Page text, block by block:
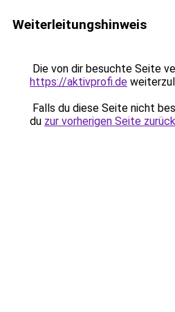
Weiterleitungshinweis
Die von dir besuchte Seite
https://aktivprofi.de
Falls du diese Seite nicht
du zur vorherigen Seite